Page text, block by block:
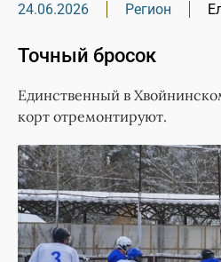
24.06.2026 Регион
Точный бросок
Единственный в
корт отремонтируют.